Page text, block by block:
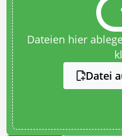
Dateien hier
Datei